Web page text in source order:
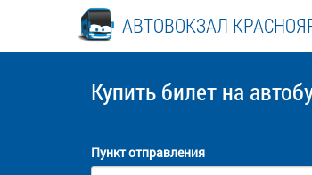
АВТОВОКЗАЛ
Купить билет на
Пункт отправления